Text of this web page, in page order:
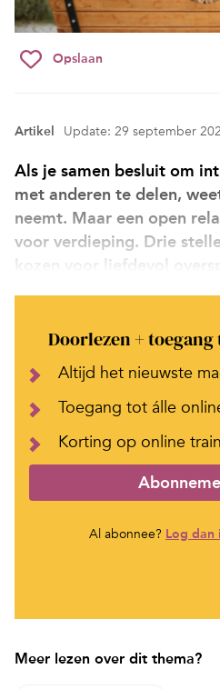
Opslaan
Artikel Update: 29 september
Als je samen besluit om
met anderen te delen,
neemt. Maar een open
voor verdieping. Drie
kozen voor liefdevol
Doorlezen +
Altijd het nieuwste
Toegang tot álle
Korting op online
Al abonnee? Log dan
Meer lezen over dit thema?